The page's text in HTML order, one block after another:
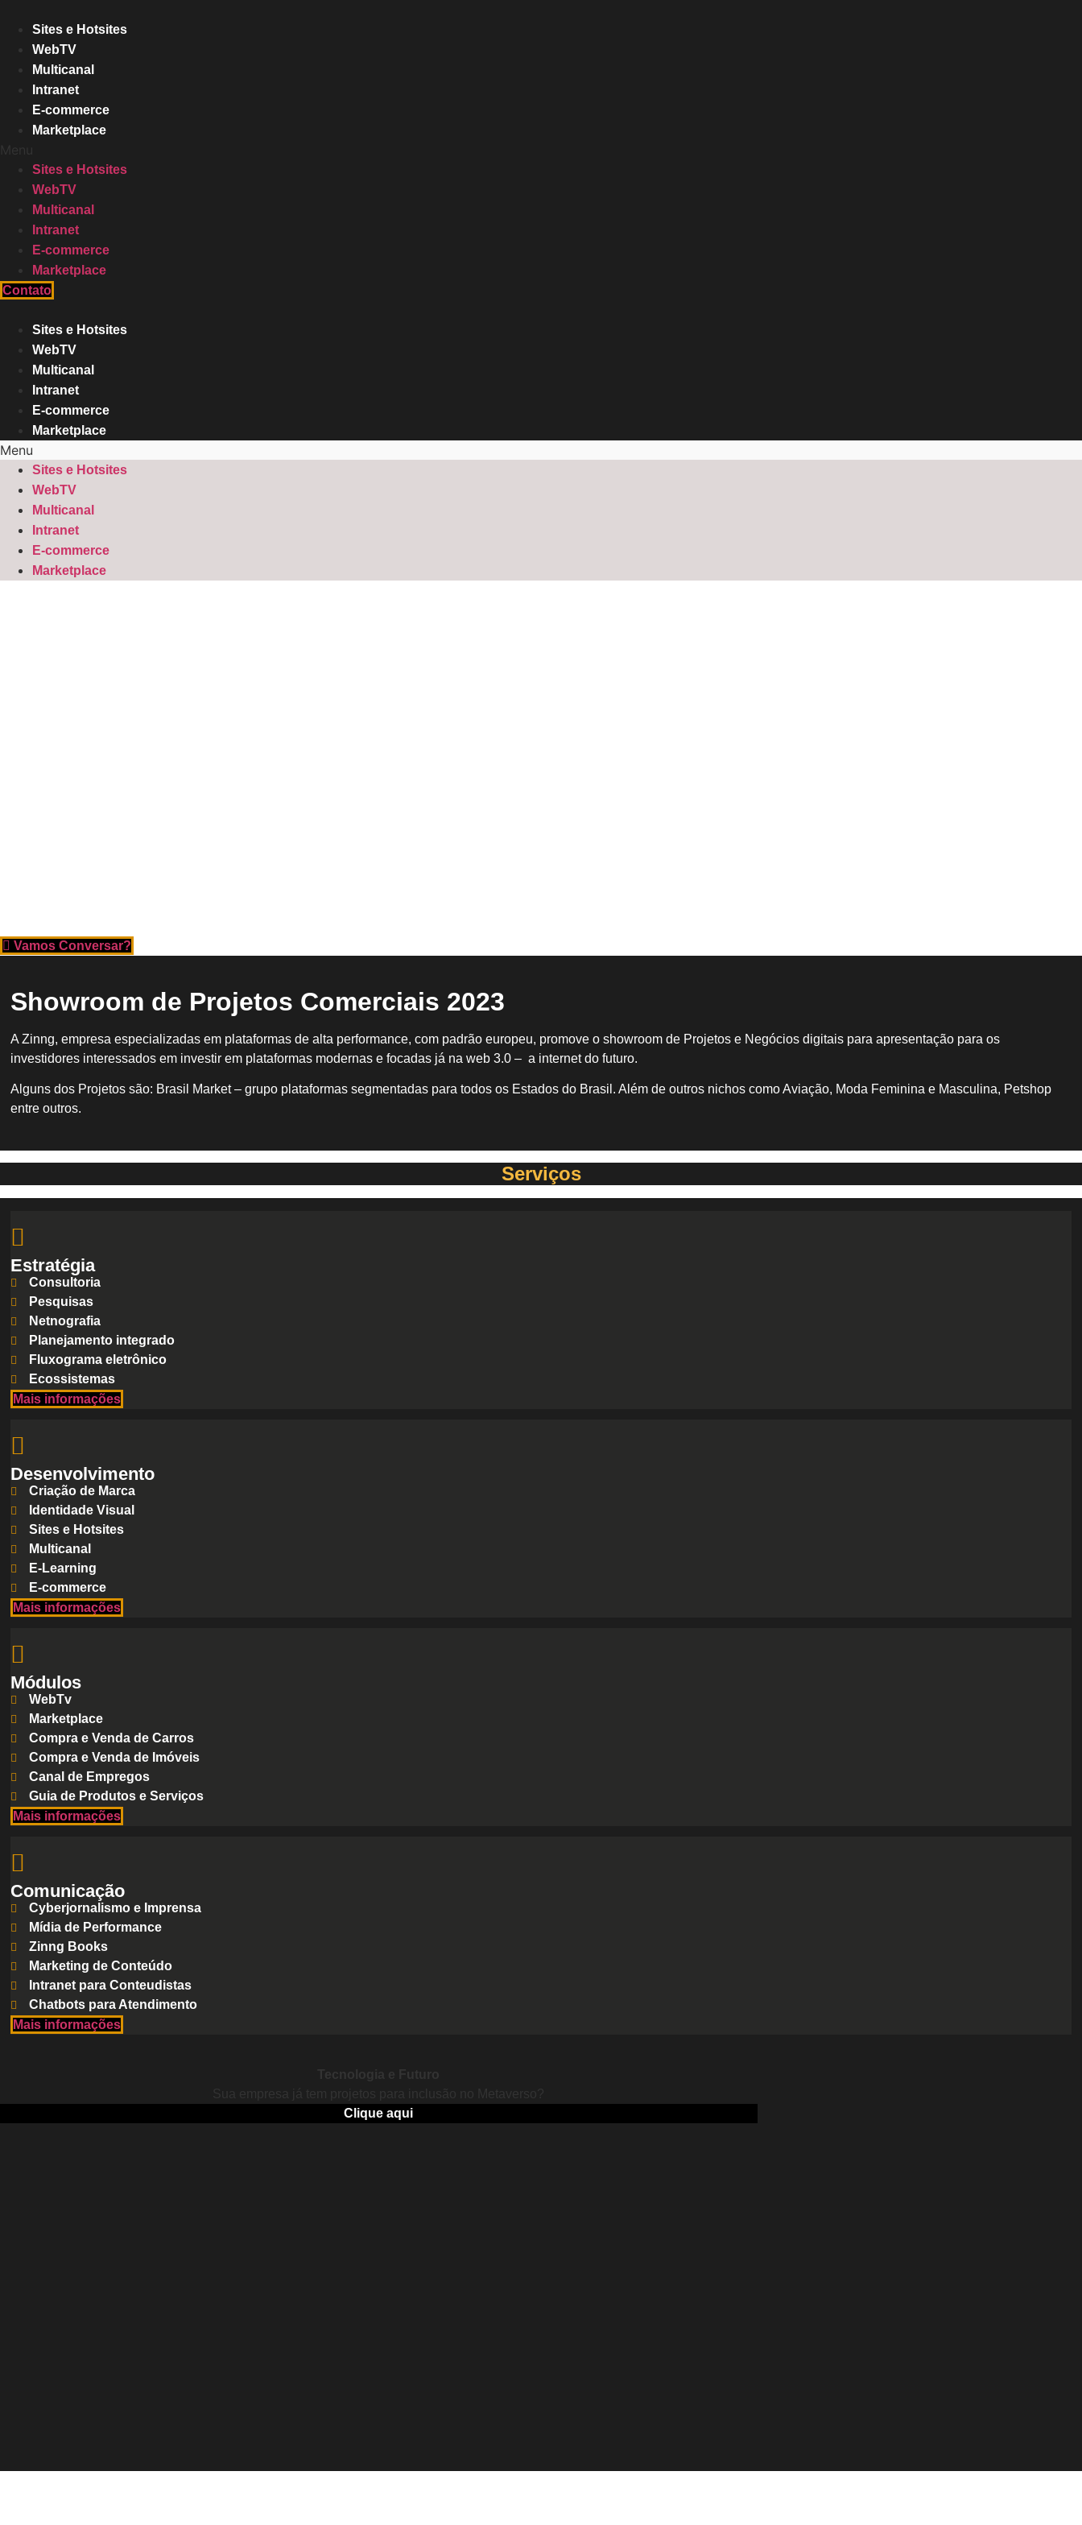
Sites e Hotsites
WebTV
Multicanal
Intranet
E-commerce
Marketplace
Sites e Hotsites
WebTV
Multicanal
Intranet
E-commerce
Marketplace
Contato
Sites e Hotsites
WebTV
Multicanal
Intranet
E-commerce
Marketplace
Menu
Sites e Hotsites
WebTV
Multicanal
Intranet
E-commerce
Marketplace
Vamos Conversar?
Showroom de Projetos Comerciais 2023
A Zinng, empresa especializadas em plataformas de alta performance, com padrão europeu, promove o showroom de Projetos e Negócios digitais para apresentação para os
investidores interessados em investir em plataformas modernas e focadas já na web 3.0 – a internet do futuro.
Alguns dos Projetos são: Brasil Market – grupo plataformas segmentadas para todos os Estados do Brasil. Além de outros nichos como Aviação, Moda Feminina e Masculina, Petshop
entre outros.
Serviços
Estratégia
Consultoria
Pesquisas
Netnografia
Planejamento integrado
Fluxograma eletrônico
Ecossistemas
Mais informações
Desenvolvimento
Criação de Marca
Identidade Visual
Sites e Hotsites
Multicanal
E-Learning
E-commerce
Mais informações
Módulos
WebTv
Marketplace
Compra e Venda de Carros
Compra e Venda de Imóveis
Canal de Empregos
Guia de Produtos e Serviços
Mais informações
Comunicação
Cyberjornalismo e Imprensa
Mídia de Performance
Zinng Books
Marketing de Conteúdo
Intranet para Conteudistas
Chatbots para Atendimento
Mais informações
Clique aqui